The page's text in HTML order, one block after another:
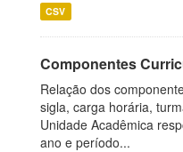
CSV
Componentes
Relação dos
sigla, carga horária,
Unidade Acadêmica
ano e período...